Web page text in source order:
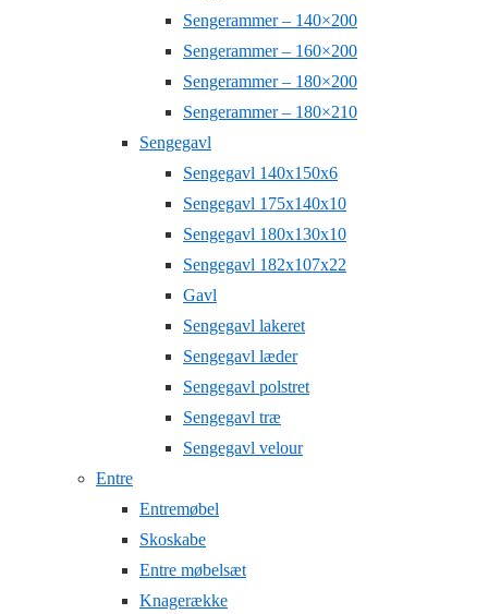
Sengerammer – 140×200
Sengerammer – 160×200
Sengerammer – 180×200
Sengerammer – 180×210
Sengegavl
Sengegavl 140x150x6
Sengegavl 175x140x10
Sengegavl 180x130x10
Sengegavl 182x107x22
Gavl
Sengegavl lakeret
Sengegavl læder
Sengegavl polstret
Sengegavl træ
Sengegavl velour
Entre
Entremøbel
Skoskabe
Entre møbelsæt
Knagerække